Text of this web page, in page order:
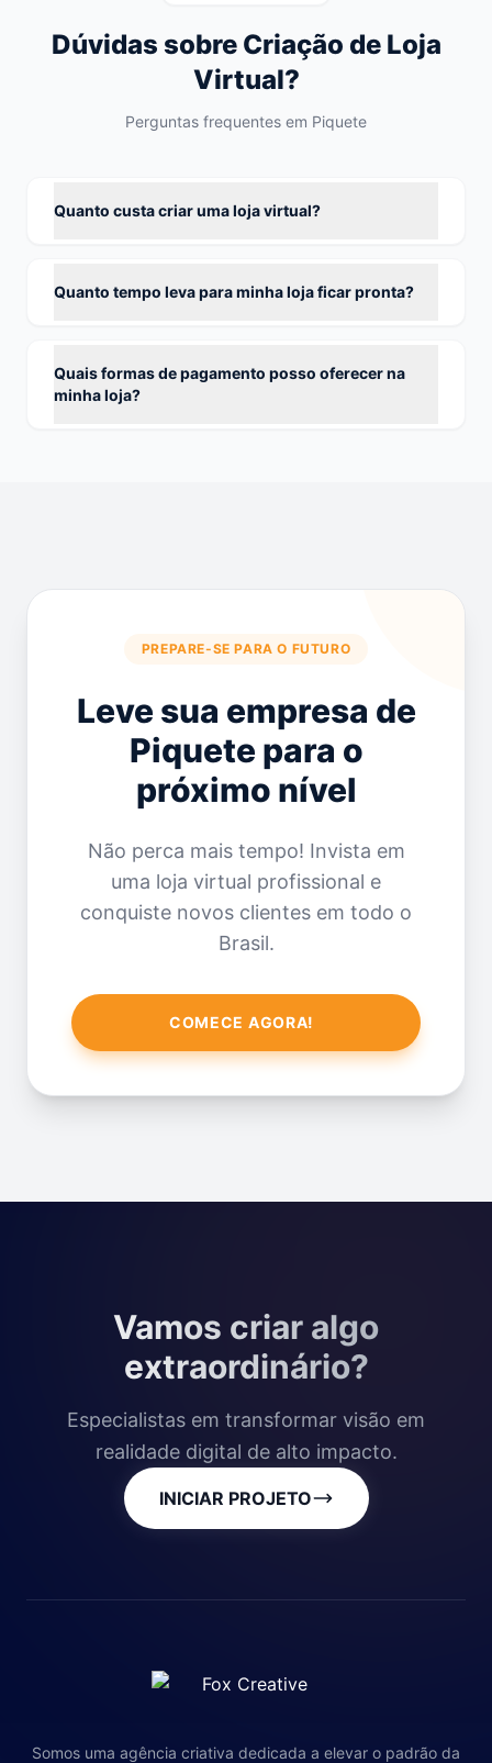
Dúvidas sobre Criação de Loja
Virtual?
Perguntas frequentes em Piquete
Quanto custa criar uma loja virtual?
Quanto tempo leva para minha loja ficar pronta?
Quais formas de pagamento posso oferecer na
minha loja?
PREPARE-SE PARA O FUTURO
Leve sua empresa de
Piquete para o
próximo nível
Não perca mais tempo! Invista em
uma loja virtual profissional e
conquiste novos clientes em todo o
Brasil.
COMECE AGORA!
Vamos criar algo
extraordinário?
Especialistas em transformar visão em
realidade digital de alto impacto.
INICIAR PROJETO
Somos uma agência criativa dedicada a elevar o padrão da